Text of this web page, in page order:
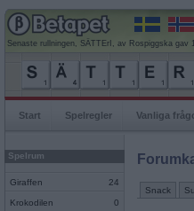
Senaste rullningen, SÄTTErI, av Rospiggska gav
Start Spelregler Vanliga
Spelrum
Giraffen 24
Krokodilen 0
Snack